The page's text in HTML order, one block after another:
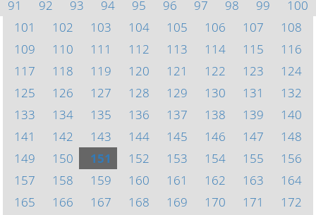
91
92 93 94 95 96 97 98 99
100
101
102 103 104 105 106 107
108
109
110 111 112 113 114 115
116
117
118 119 120 121 122 123
124
125
126 127 128 129 130 131
132
133
134 135 136 137 138 139
140
141
142 143 144 145 146 147
148
149
150 151 152 153 154 155
156
157
158 159 160 161 162 163
164
165
166 167 168 169 170 171
172